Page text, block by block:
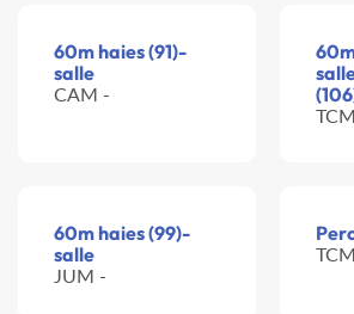
60m haies (91)-
salle
CAM -
60m haies (99)-
salle
JUM -